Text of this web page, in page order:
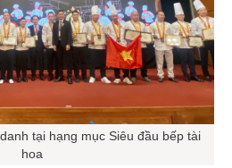
tại hạng mục Siêu đầu bếp tài
hoa